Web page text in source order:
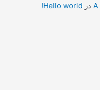
A در Hello world!